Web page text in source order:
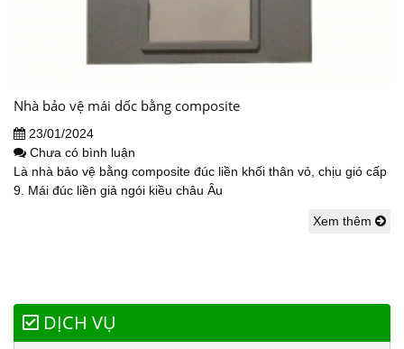
Nhà bảo vệ mái dốc bằng composite
23/01/2024
Chưa có bình luận
Là nhà bảo vệ bằng composite đúc liền khối thân vỏ, chịu gió cấp
9. Mái đúc liền giả ngói kiều châu Âu
Xem thêm
DỊCH VỤ